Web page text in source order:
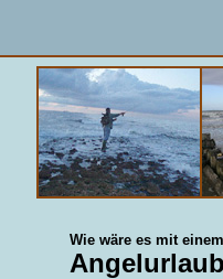
Wie wäre es mit